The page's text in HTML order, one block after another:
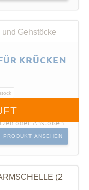
KRÜCKEN
oder Anstoßen
PRODUKT ANSEHEN